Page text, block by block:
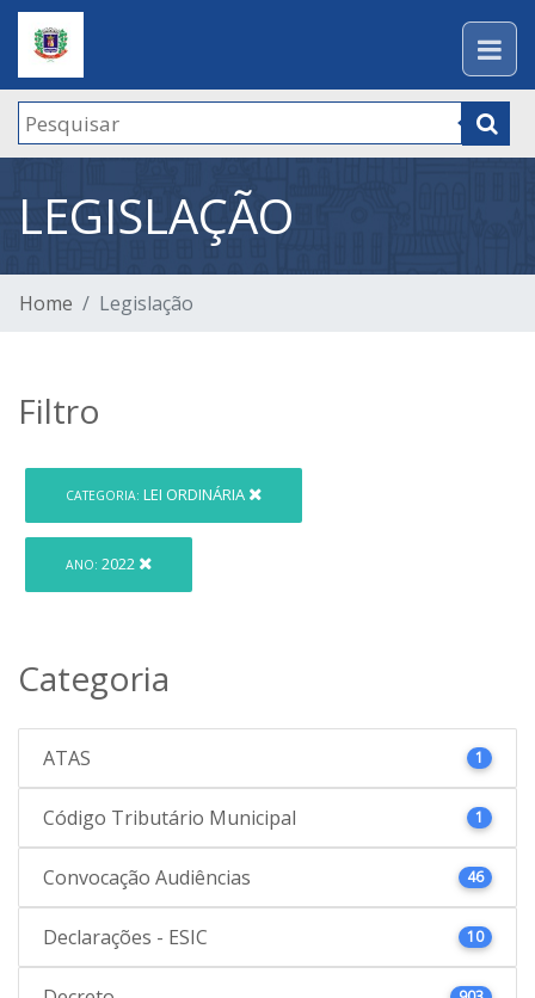
LEGISLAÇÃO
Home Legislação
Filtro
CATEGORIA: LEI ORDINÁRIA
ANO: 2022
Categoria
ATAS 1
Código Tributário Municipal 1
Convocação Audiências 46
Declarações - ESIC 10